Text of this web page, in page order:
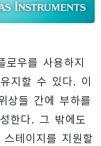
우를 사용하지
지할 수 있다. 이
상들 간에 부하를
한다. 그 밖에도
테이지를 지원할